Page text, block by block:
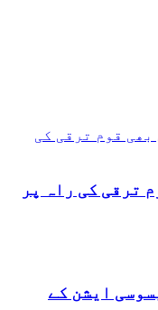
ترقی کی راہ پر
ایشن کے